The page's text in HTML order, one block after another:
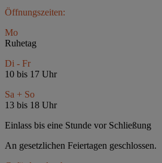
Öffnungszeiten:
Mo
Ruhetag
Di - Fr
10 bis 17 Uhr
Sa + So
13 bis 18 Uhr
Einlass bis eine Stunde vor Schließung
An gesetzlichen Feiertagen geschlossen.